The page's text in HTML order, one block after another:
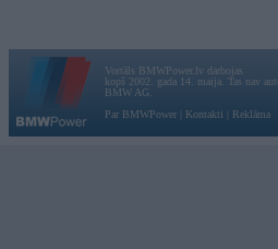
Vortāls BMWPower.lv darbojas
kopš 2002. gada 14. maija. Tas nav
BMW AG.
Par BMWPower
Kontakti Reklāma